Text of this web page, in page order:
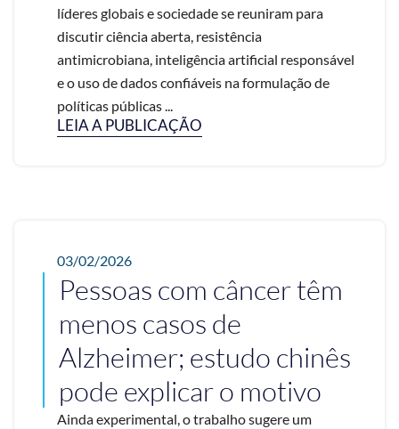
líderes globais e sociedade se reuniram para
discutir ciência aberta, resistência
antimicrobiana, inteligência artificial responsável
e o uso de dados confiáveis na formulação de
políticas públicas ...
LEIA A PUBLICAÇÃO
03/02/2026
Pessoas com câncer têm
menos casos de
Alzheimer; estudo chinês
pode explicar o motivo
Ainda experimental, o trabalho sugere um